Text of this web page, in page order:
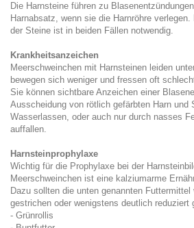
Die Harnsteine führen zu
Harnabsatz, wenn sie die Harnröhre
der Steine ist in beiden Fällen notwendig.
Krankheitsanzeichen
Meerschweinchen mit Harnsteinen leiden
bewegen sich weniger und fressen oft
Sie können sichtbare Anzeichen einer
Ausscheidung von rötlich gefärbten Harn und
Wasserlassen, oder auch nur durch nasses
auffallen.
Harnsteinprophylaxe
Wichtig für die Prophylaxe bei der
Meerschweinchen ist eine kalziumarme
Dazu sollten die unten genannten
gestrichen oder wenigstens deutlich reduziert
- Grünrollis